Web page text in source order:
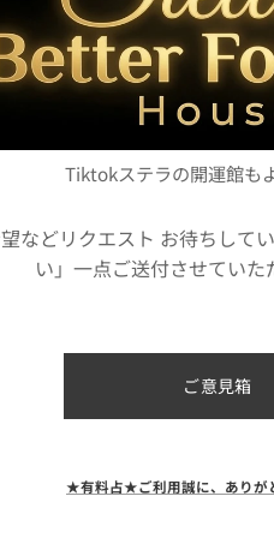
Tiktokステラの開運館も
などリクエスト お待ちし
い」一点ご送付させていた
ご意見箱
★有料占★ご利用誠に、ありが